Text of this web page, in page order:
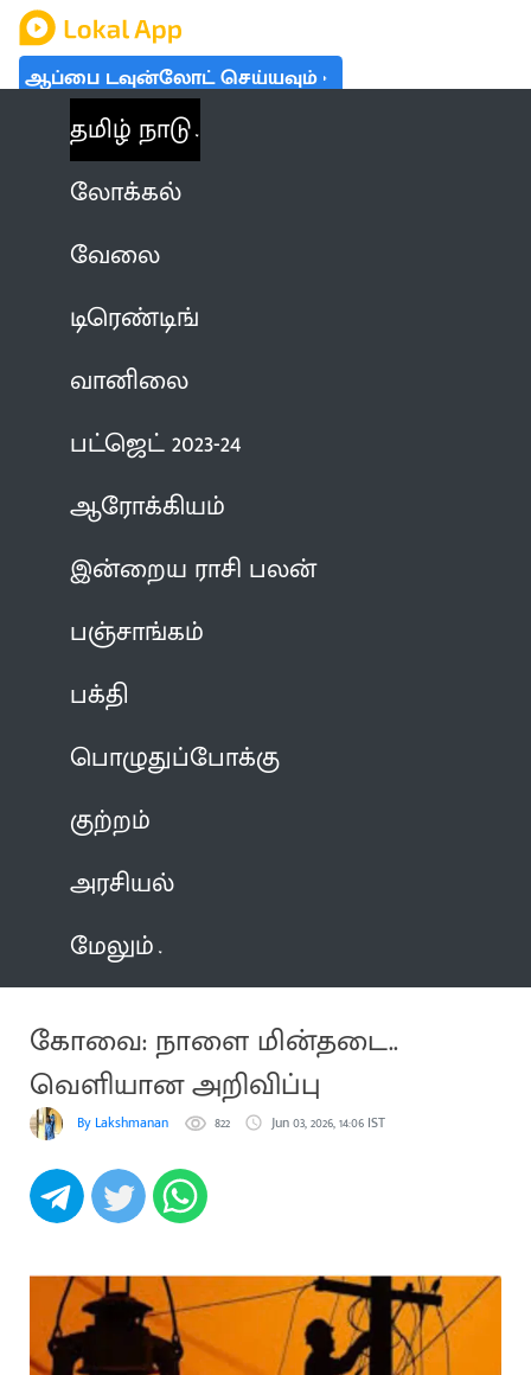
ஆப்பை டவுன்லோட் செய்யவும்
தமிழ் நாடு
லோக்கல்
வேலை
டிரெண்டிங்
வானிலை
பட்ஜெட் 2023-24
ஆரோக்கியம்
இன்றைய ராசி பலன்
பஞ்சாங்கம்
பக்தி
பொழுதுப்போக்கு
குற்றம்
அரசியல்
மேலும்
கோவை: நாளை மின்தடை..
வெளியான அறிவிப்பு
By Lakshmanan 822 Jun 03, 2026, 14:06 IST